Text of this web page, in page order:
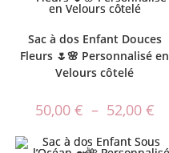
Sac à dos Enfant Douces
Fleurs 🌷🌸 Personnalisé en
Velours côtelé
50,00 € – 52,00 €